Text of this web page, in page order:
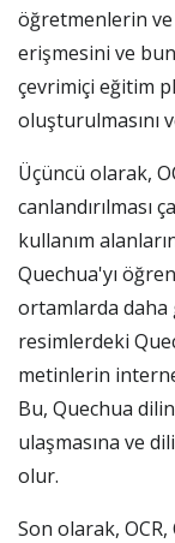
öğretmenlerin
erişmesini ve
çevrimiçi eğitim
oluşturulmasını
Üçüncü olarak,
canlandırılması
kullanım
Quechua'yı
ortamlarda daha
resimlerdeki
metinlerin
Bu, Quechua
ulaşmasına ve
olur.
Son olarak,